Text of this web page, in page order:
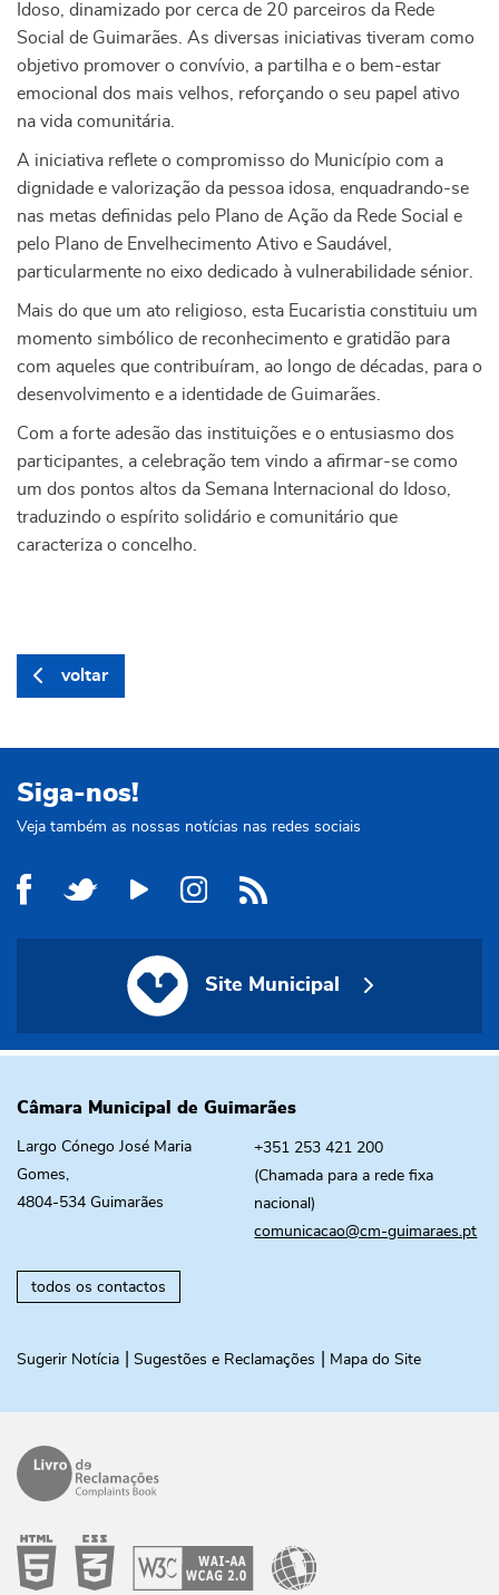
Idoso, dinamizado por cerca de 20 parceiros da Rede
Social de Guimarães. As diversas iniciativas tiveram como
objetivo promover o convívio, a partilha e o bem-estar
emocional dos mais velhos, reforçando o seu papel ativo
na vida comunitária.
A iniciativa reflete o compromisso do Município com a
dignidade e valorização da pessoa idosa, enquadrando-se
nas metas definidas pelo Plano de Ação da Rede Social e
pelo Plano de Envelhecimento Ativo e Saudável,
particularmente no eixo dedicado à vulnerabilidade sénior.
Mais do que um ato religioso, esta Eucaristia constituiu um
momento simbólico de reconhecimento e gratidão para
com aqueles que contribuíram, ao longo de décadas, para o
desenvolvimento e a identidade de Guimarães.
Com a forte adesão das instituições e o entusiasmo dos
participantes, a celebração tem vindo a afirmar-se como
um dos pontos altos da Semana Internacional do Idoso,
traduzindo o espírito solidário e comunitário que
caracteriza o concelho.
voltar
Siga-nos!
Veja também as nossas notícias nas redes sociais
Site Municipal
Câmara Municipal de Guimarães
Largo Cónego José Maria
Gomes,
4804-534 Guimarães
+351 253 421 200
(Chamada para a rede fixa
nacional)
comunicacao@cm-guimaraes.pt
todos os contactos
Sugerir Notícia Sugestões e Reclamações Mapa do Site